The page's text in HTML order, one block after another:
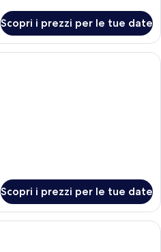
Scopri i prezzi per le tue date
Una camera d'albergo con un letto,
Scopri i prezzi per le tue date
Un letto rifatto con un cuscino